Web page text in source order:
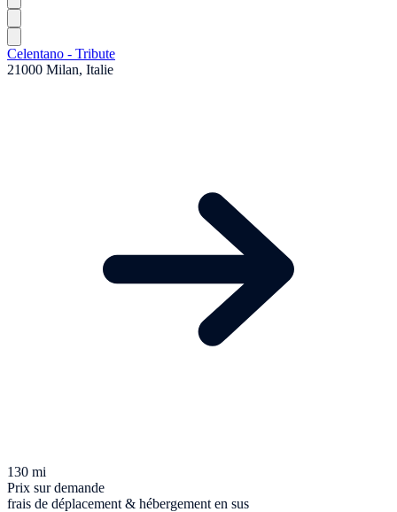
Celentano - Tribute
21000 Milan, Italie
130 mi
Prix sur demande
frais de déplacement & hébergement en sus